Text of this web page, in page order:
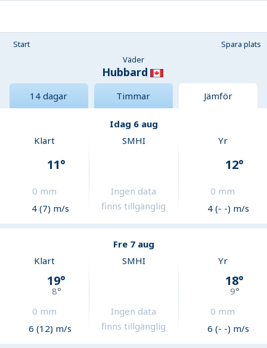
Start
Spara plats
Väder
Hubbard
14 dagar Timmar Jämför
Idag 6 aug
Klart
11°
0 mm
4 (7) m/s
SMHI
Ingen data
finns tillgänglig
Yr
12°
0 mm
4 (- -) m/s
Fre 7 aug
Klart
19°
8°
0 mm
6 (12) m/s
SMHI
Ingen data
finns tillgänglig
Yr
18°
9°
0 mm
6 (- -) m/s